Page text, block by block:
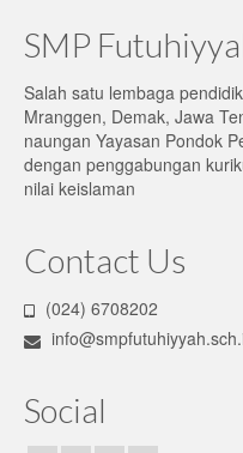
SMP
Salah satu lembaga
Mranggen, Demak, Jawa
naungan Yayasan Pondok
dengan penggabungan
nilai keislaman
Contact Us
(024) 6708202
Social